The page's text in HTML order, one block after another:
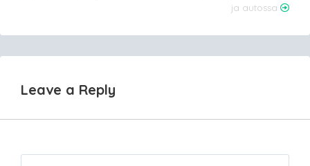
ja autossa
Leave a Reply